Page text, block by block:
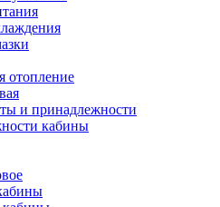
отопление
и принадлежности
кабины